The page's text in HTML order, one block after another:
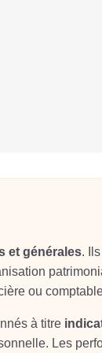
et générales.
ou
à titre
Les